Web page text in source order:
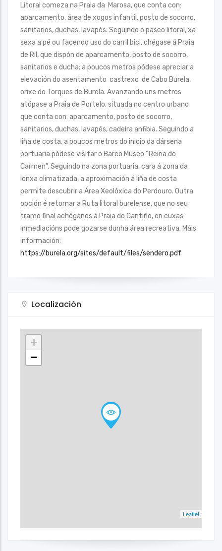
Litoral comeza na Praia da Marosa, que conta con:
aparcamento, área de xogos infantil, posto de socorro,
sanitarios, duchas, lavapés. Seguindo o paseo litoral, xa
sexa a pé ou facendo uso do carril bici, chégase á Praia
de Ril, que dispón de aparcamento, posto de socorro,
sanitarios e ducha; a poucos metros pódese apreciar a
elevación do asentamento castrexo de Cabo Burela,
orixe do Torques de Burela. Avanzando uns metros
atópase a Praia de Portelo, situada no centro urbano
que conta con: aparcamento, posto de socorro,
sanitarios, duchas, lavapés, cadeira anfibia. Seguindo a
liña de costa, a poucos metros do inicio da dársena
portuaria pódese visitar o Barco Museo “Reina do
Carmen”. Seguindo na zona portuaria, cara á zona da
lonxa climatizada, a aproximación á liña de costa
permite descubrir a Área Xeolóxica do Perdouro. Outra
opción é retomar a Ruta litoral burelense, que no seu
tramo final achéganos á Praia do Cantiño, en cuxas
inmediacións pode gozarse dunha área recreativa. Máis
información:
https://burela.org/sites/default/files/sendero.pdf
Localización
+
−
Leaflet